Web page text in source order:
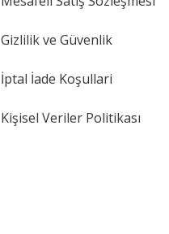
Gizlilik ve Güvenlik
İptal İade Koşullari
Kişisel Veriler Politikası